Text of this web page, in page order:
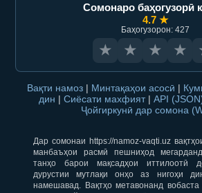
Сомонаро баҳогузорӣ
4.7 ★
Баҳогузорон: 427
★ ★ ★ ★
Вақти намоз | Минтақаҳои асосӣ |
дин | Сиёсати махфият | API
Ҷойгиркунӣ дар сомона
Дар сомонаи https://namoz-vaqti.uz
манбаъҳои расмӣ пешниҳод
танҳо барои мақсадҳои иттилоотӣ
дурустии мутлақи онҳо аз нигоҳи
намешавад. Вақтҳо метавонанд вобаста